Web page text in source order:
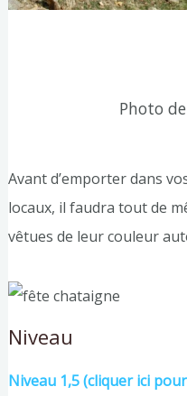
Photo
Avant d’emporter dans
locaux, il faudra tout de
vêtues de leur couleur
Niveau
Niveau 1,5 (cliquer ici